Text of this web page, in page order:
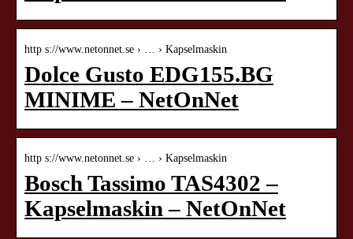
http s://www.netonnet.se › … › Kapselmaskin
Dolce Gusto EDG155.BG
MINIME – NetOnNet
http s://www.netonnet.se › … › Kapselmaskin
Bosch Tassimo TAS4302 –
Kapselmaskin – NetOnNet